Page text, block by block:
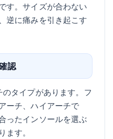
す。サイズが合わない
逆に痛みを引き起こす
認
タイプがあります。フ
ーチ、ハイアーチで
ったインソールを選ぶ
す。